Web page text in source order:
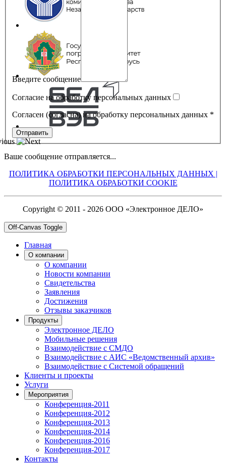
Введите сообщение
Согласие на обработку персональных данных
Согласен (согласна) на обработку персональных данных *
Ваше сообщение отправляется...
ПОЛИТИКА ОБРАБОТКИ ПЕРСОНАЛЬНЫХ ДАННЫХ |
ПОЛИТИКА ОБРАБОТКИ COOKIE
Copyright © 2011 - 2026 ООО «Электронное ДЕЛО»
Off-Canvas Toggle
Главная
О компании
О компании
Новости компании
Свидетельства
Заявления
Достижения
Отзывы заказчиков
Продукты
Электронное ДЕЛО
Мобильные решения
Взаимодействие с СМДО
Взаимодействие с АИС «Ведомственный архив»
Взаимодействие с Системой обращений
Клиенты и проекты
Услуги
Мероприятия
Конференция-2011
Конференция-2012
Конференция-2013
Конференция-2014
Конференция-2016
Конференция-2017
Контакты